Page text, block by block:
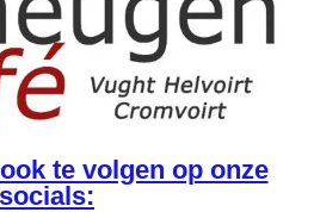
te volgen op onze
socials: